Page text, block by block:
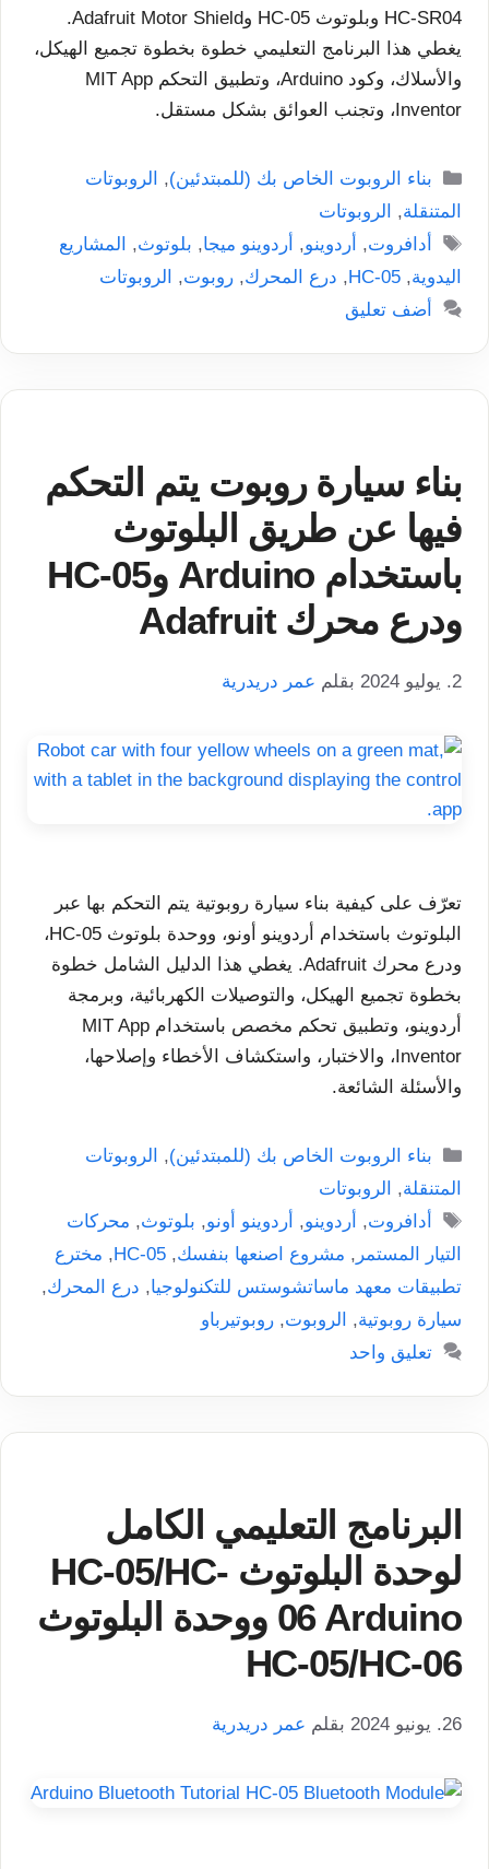
HC-SR04 وبلوتوث HC-05 وAdafruit Motor Shield.
يغطي هذا البرنامج التعليمي خطوة بخطوة تجميع الهيكل،
والأسلاك، وكود Arduino، وتطبيق التحكم MIT App
Inventor، وتجنب العوائق بشكل مستقل.
التصنيفات
بناء الروبوت الخاص بك (للمبتدئين),
الروبوتات
المتنقلة,
الروبوتات
الوسوم
أدافروت, أردوينو, أردوينو ميجا, بلوتوث,
المشاريع
اليدوية,
HC-05
, درع المحرك, روبوت,
الروبوتات
أضف تعليق
بناء سيارة روبوت يتم التحكم
فيها عن طريق البلوتوث
باستخدام Arduino وHC-05
ودرع محرك Adafruit
2. يوليو 2024 بقلم عمر دريدرية
تعرّف على كيفية بناء سيارة روبوتية يتم التحكم بها عبر
البلوتوث باستخدام أردوينو أونو، ووحدة بلوتوث HC-05،
ودرع محرك Adafruit. يغطي هذا الدليل الشامل خطوة
بخطوة تجميع الهيكل، والتوصيلات الكهربائية، وبرمجة
أردوينو، وتطبيق تحكم مخصص باستخدام MIT App
Inventor، والاختبار، واستكشاف الأخطاء وإصلاحها،
والأسئلة الشائعة.
التصنيفات
بناء الروبوت الخاص بك (للمبتدئين),
الروبوتات
المتنقلة,
الروبوتات
الوسوم
أدافروت, أردوينو, أردوينو أونو, بلوتوث, محركات
التيار المستمر , مشروع اصنعها بنفسك,
HC-05
, مخترع
تطبيقات معهد ماساتشوستس للتكنولوجيا, درع المحرك,
سيارة روبوتية, الروبوت, روبوتيرباو
تعليق واحد
البرنامج التعليمي الكامل
لوحدة البلوتوث HC-05/HC-
06 Arduino ووحدة البلوتوث
HC-05/HC-06
26. يونيو 2024 بقلم عمر دريدرية